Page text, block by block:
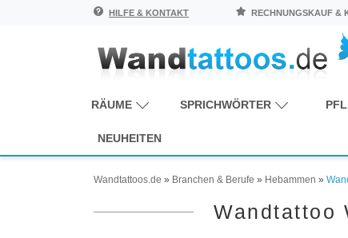
HILFE & KONTAKT RECHNUNGSKAUF &
RÄUME SPRICHWÖRTER
NEUHEITEN
Wandtattoos.de » Branchen & Berufe » Hebammen »
Wandtattoo